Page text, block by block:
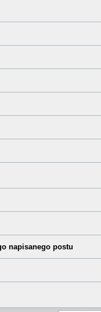
napisanego postu